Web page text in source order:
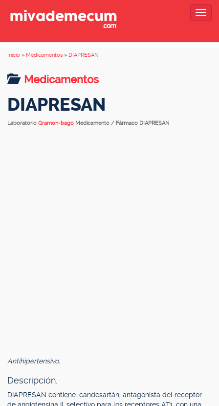
Inicio » Medicamentos » DIAPRESAN
Medicamentos
DIAPRESAN
Laboratorio Gramon-bago Medicamento / Fármaco DIAPRESAN
Antihipertensivo.
Descripción.
DIAPRESAN contiene: candesartán, antagonista del receptor